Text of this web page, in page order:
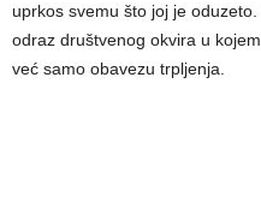
uprkos svemu što joj je
odraz društvenog okvira u
već samo obavezu trpljenja.